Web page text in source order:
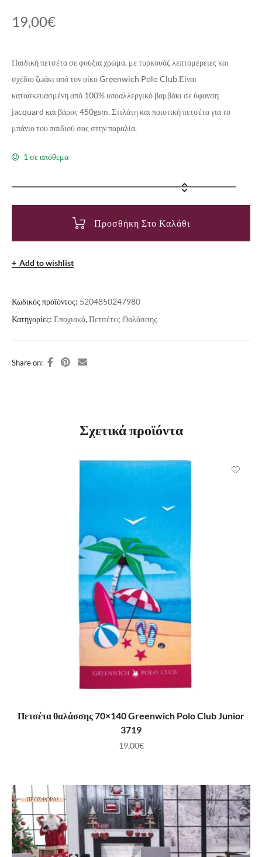
19,00€
Παιδική πετσέτα σε φούξια χρώμα, με τυρκουάζ λεπτομέρειες και
σχέδιο ζωάκι από τον οίκο Greenwich Polo Club.Είναι
κατασκευασμένη από 100% υποαλλεργικό βαμβάκι σε ύφανση
jacquard και βάρος 450gsm. Στιλάτη και ποιοτική πετσέτα για το
μπάνιο του παιδιού σας στην παραλία.
1 σε απόθεμα
Προσθήκη Στο Καλάθι
Add to wishlist
Κωδικός προϊόντος: 5204850247980
Κατηγορίες: Εποχιακά,Πετσέτες Θαλάσσης
Share on:
Σχετικά προϊόντα
ΠΡΟΣΘΉΚΗ ΣΤΟ ΚΑΛΆΘΙ
Πετσέτα θαλάσσης 70×140 Greenwich Polo Club Junior
3719
19,00€
ΠΡΟΣΦΟΡΆ!